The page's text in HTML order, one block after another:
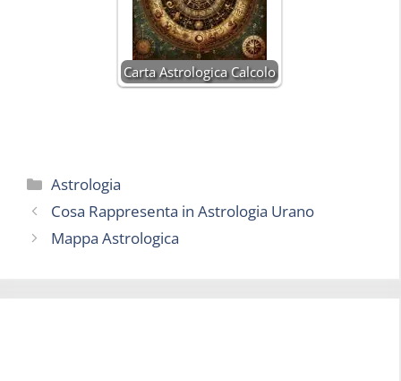
Carta Astrologica Calcolo
Categorie
Astrologia
Cosa Rappresenta in Astrologia Urano
Mappa Astrologica